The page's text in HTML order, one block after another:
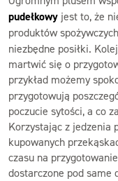
pudełkowy jest to, że
produktów
niezbędne posiłki.
martwić się o
przykład możemy
przygotowują
poczucie sytości, a co
Korzystając z jedzenia
kupowanych
czasu na
dostarczone pod same